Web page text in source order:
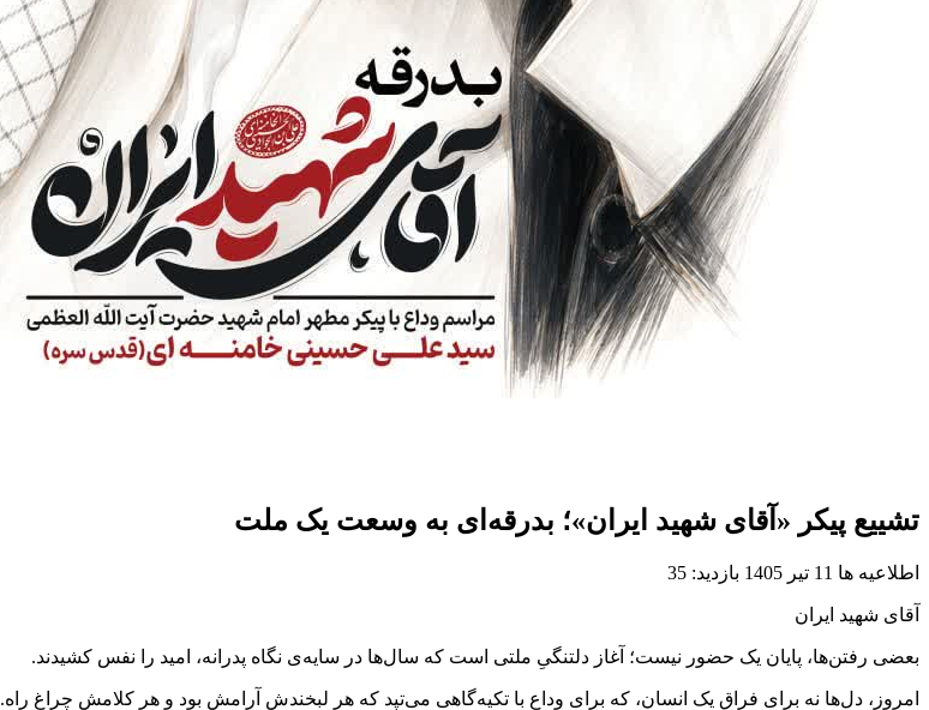
تشییع پیکر «آقای شهید ایران»؛ بدرقه‌ای به وسعت یک ملت
اطلاعیه ها 11 تیر 1405 بازدید: 35
آقای شهید ایران
بعضی رفتن‌ها، پایان یک حضور نیست؛ آغاز دلتنگیِ ملتی است که سال‌ها در سایه‌ی نگاه پدرانه، امید را نفس کشیدند.
امروز، دل‌ها نه برای فراق یک انسان، که برای وداع با تکیه‌گاهی می‌تپد که هر لبخندش آرامش بود و هر کلامش چراغ راه.